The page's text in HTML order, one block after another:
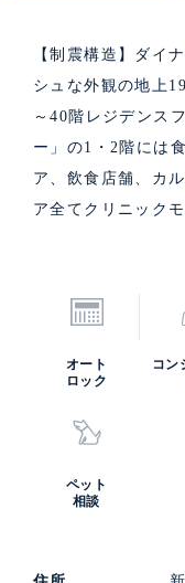
【制震構造】ダイ
シュな外観の地上
～40階レジデンス
ー」の1・2階には
ア、飲食店舗、カ
ア全てクリニックモ
オート
ロック
コン
ペット
相談